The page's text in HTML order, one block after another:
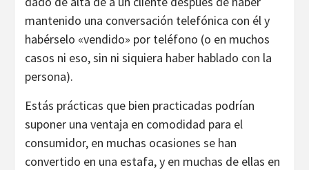
mantenido una conversación telefónica con él y
habérselo «vendido» por teléfono (o en muchos
casos ni eso, sin ni siquiera haber hablado con la
persona).
Estás prácticas que bien practicadas podrían
suponer una ventaja en comodidad para el
consumidor, en muchas ocasiones se han
convertido en una estafa, y en muchas de ellas en